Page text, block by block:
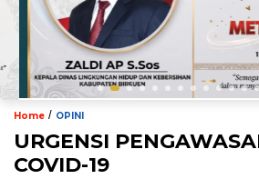
Home / OPINI
URGENSI
COVID-19